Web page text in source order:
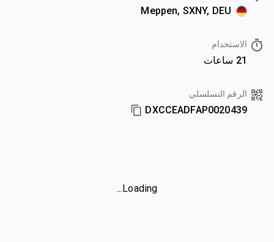
Meppen, SXNY, DEU
الاستخدام
21 ساعات
الرقم التسلسلي
DXCCEADFAP0020439
Loading...